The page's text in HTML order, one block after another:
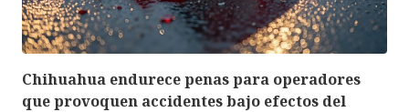
Chihuahua endurece penas para operadores
que provoquen accidentes bajo efectos del